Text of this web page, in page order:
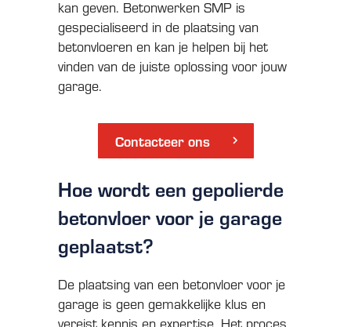
kan geven. Betonwerken SMP is
gespecialiseerd in de plaatsing van
betonvloeren en kan je helpen bij het
vinden van de juiste oplossing voor jouw
garage.
Contacteer ons
Hoe wordt een gepolierde
betonvloer voor je garage
geplaatst?
De plaatsing van een betonvloer voor je
garage is geen gemakkelijke klus en
vereist kennis en expertise. Het proces